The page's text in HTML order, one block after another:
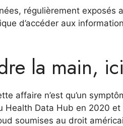
régulièrement exposés
d’accéder aux
la main,
affaire n’est qu’un
Data Hub en 2020 et
soumises au droit